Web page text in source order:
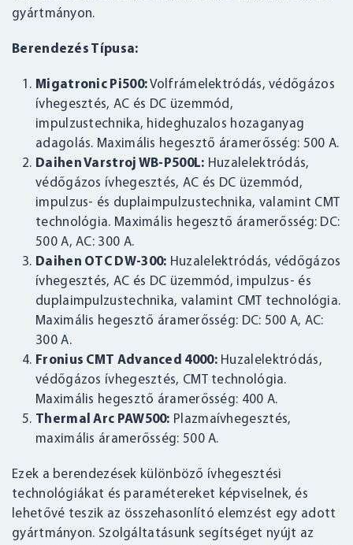
gyártmányon.
Berendezés Típusa:
Migatronic Pi500:Volfrámelektródás, védőgázos
ívhegesztés, AC és DC üzemmód,
impulzustechnika, hideghuzalos hozaganyag
adagolás. Maximális hegesztő áramerősség: 500 A.
Daihen Varstroj WB-P500L: Huzalelektródás,
védőgázos ívhegesztés, AC és DC üzemmód,
impulzus- és duplaimpulzustechnika, valamint CMT
technológia. Maximális hegesztő áramerősség: DC:
500 A, AC: 300 A.
Daihen OTC DW-300: Huzalelektródás, védőgázos
ívhegesztés, AC és DC üzemmód, impulzus- és
duplaimpulzustechnika, valamint CMT technológia.
Maximális hegesztő áramerősség: DC: 500 A, AC:
300 A.
Fronius CMT Advanced 4000:Huzalelektródás,
védőgázos ívhegesztés, CMT technológia.
Maximális hegesztő áramerősség: 400 A.
Thermal Arc PAW500: Plazmaívhegesztés,
maximális áramerősség: 500 A.
Ezek a berendezések különböző ívhegesztési
technológiákat és paramétereket képviselnek, és
lehetővé teszik az összehasonlító elemzést egy adott
gyártmányon. Szolgáltatásunk segítséget nyújt az